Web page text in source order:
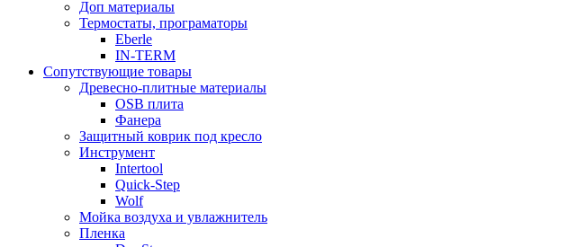
Доп материалы
Термостаты, програматоры
Eberle
IN-TERM
Сопутствующие товары
Древесно-плитные материалы
OSB плита
Фанера
Защитный коврик под кресло
Инструмент
Intertool
Quick-Step
Wolf
Мойка воздуха и увлажнитель
Пленка